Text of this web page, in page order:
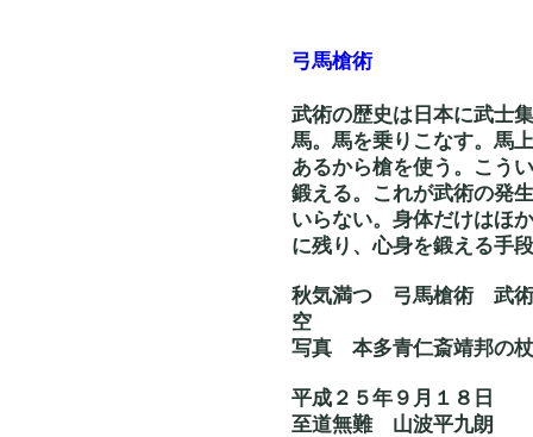
弓馬槍術
武術の歴史は日本に武士
馬。馬を乗りこなす。馬
あるから槍を使う。こう
鍛える。これが武術の発
いらない。身体だけはほ
に残り、心身を鍛える手
秋気満つ 弓馬槍術
空
写真 本多青仁斎靖邦
平成２５年９月１８日
至道無難 山波平九朗